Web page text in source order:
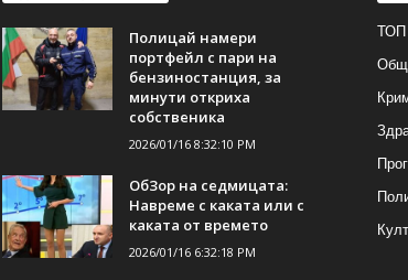
Полицай намери
портфейл с пари на
бензиностанция, за
минути откриха
собственика
2026/01/16 8:32:10 PM
ОбЗор на седмицата:
Навреме с каката или с
каката от времето
2026/01/16 6:32:18 PM
ТОП